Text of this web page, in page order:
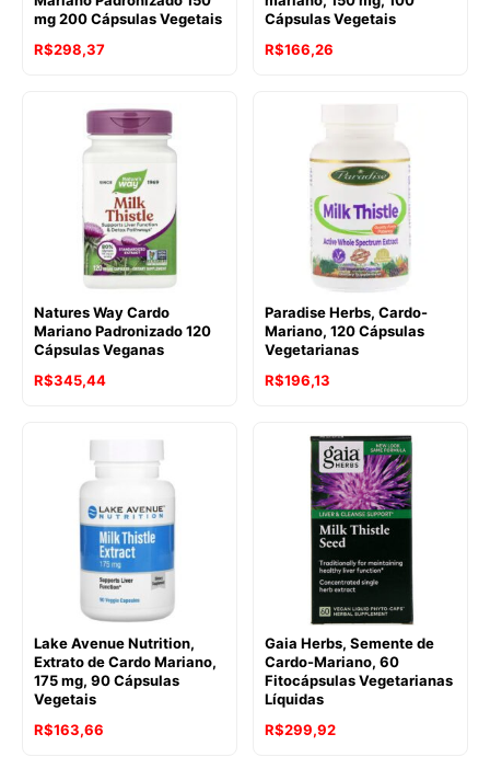
mg 200 Cápsulas Vegetais
R$298,37
Cápsulas Vegetais
R$166,26
Natures Way Cardo
Mariano Padronizado 120
Cápsulas Veganas
R$345,44
Paradise Herbs, Cardo-
Mariano, 120 Cápsulas
Vegetarianas
R$196,13
Lake Avenue Nutrition,
Extrato de Cardo Mariano,
175 mg, 90 Cápsulas
Vegetais
R$163,66
Gaia Herbs, Semente de
Cardo-Mariano, 60
Fitocápsulas Vegetarianas
Líquidas
R$299,92